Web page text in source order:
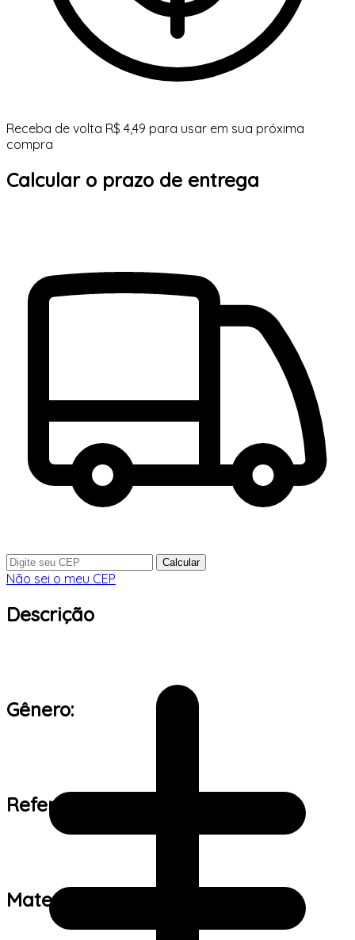
Receba de volta R$ 4,49 para usar em sua próxima
compra
Calcular o prazo de entrega
Calcular
Não sei o meu CEP
Descrição
Gênero:
Referência de tamanho:
Material: